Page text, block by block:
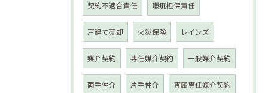
契約不適合責任 瑕疵担保責任
戸建て売却 火災保険 レインズ
媒介契約 専任媒介契約 一般媒介契約
両手仲介 片手仲介 専属専任媒介契約